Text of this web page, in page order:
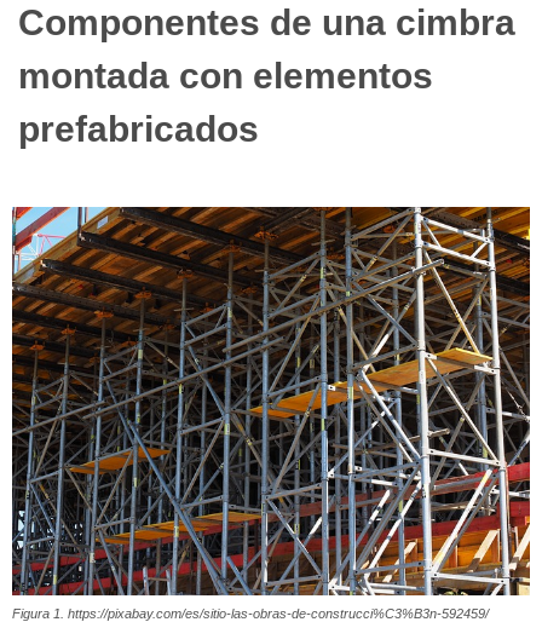
Componentes de una cimbra
montada con elementos
prefabricados
Figura 1. https://pixabay.com/es/sitio-las-obras-de-construcci%C3%B3n-592459/